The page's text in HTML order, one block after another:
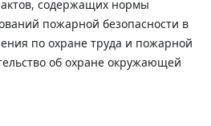
содержащих нормы
пожарной безопасности в
по охране труда и пожарной
об охране окружающей